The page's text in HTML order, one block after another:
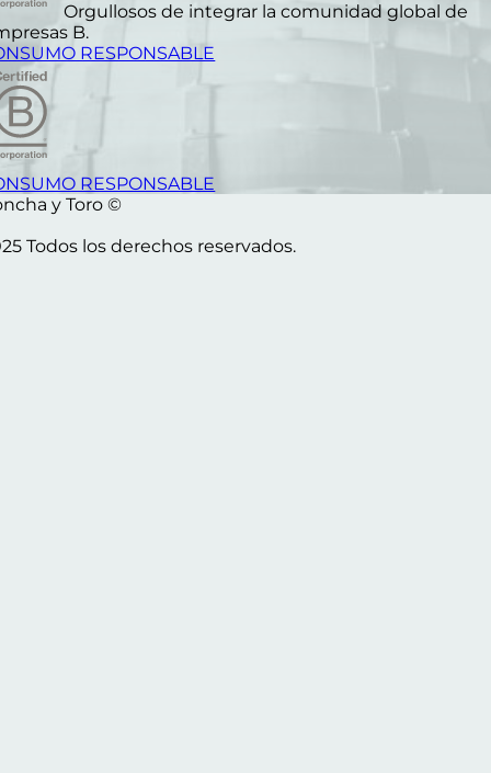
Orgullosos de integrar la comunidad global de
B.
RESPONSABLE
RESPONSABLE
y Toro ©
Todos los derechos reservados.